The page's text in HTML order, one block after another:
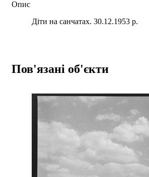
Опис
Діти на санчатах. 30.12.1953 р.
Пов'язані об'єкти